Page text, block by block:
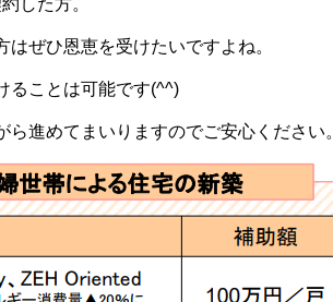
した方。
ぜひ恩恵を受けたいですよね。
ることは可能です(^^)
ら進めてまいりますのでご安心ください